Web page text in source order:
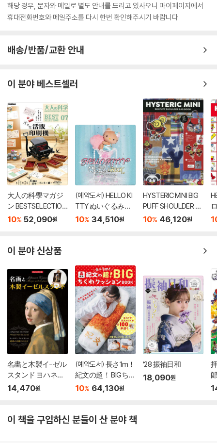
해당 경우, 문자와 메일로 별도 안내를 드리고 있사오니 마이페이지에서
휴대전화번호와 메일주소를 다시 한번 확인해주시기 바랍니다.
배송/반품/교환 안내
이 분야 베스트셀러
大人の科學マガジ
ン BESTSELECTION
07 小さな活版印刷
10% 52,090원
(예약도서) HELLO KI
TTY ぬいぐるみチ
ャ-ムBOOK shell pe
10% 34,510원
HYSTERIC MINI BIG
PUFF SHOULDER B
AG BOOK
10% 46,120원
이 분야 신상품
名畵と木製イ-ゼル
スタンド ヨハネス.
フ
14,470원
(예약도서) 長さ1m！
紀文の超！ BIGちく
わクッションBOOK
10% 64,130원
’28 振袖日和
18,090원
이 책을 구입하신 분들이 산 분야 책